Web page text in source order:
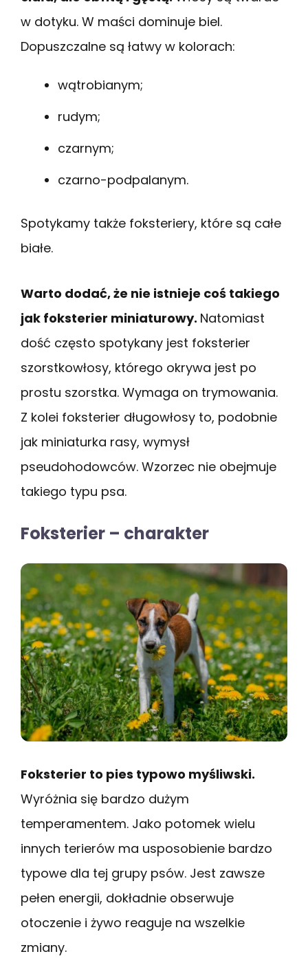
w dotyku. W maści dominuje biel.
Dopuszczalne są łatwy w kolorach:
wątrobianym;
rudym;
czarnym;
czarno-podpalanym.
Spotykamy także foksteriery, które są całe
białe.
Warto dodać, że nie istnieje coś takiego
jak foksterier miniaturowy. Natomiast
dość często spotykany jest foksterier
szorstkowłosy, którego okrywa jest po
prostu szorstka. Wymaga on trymowania.
Z kolei foksterier długowłosy to, podobnie
jak miniaturka rasy, wymysł
pseudohodowców. Wzorzec nie obejmuje
takiego typu psa.
Foksterier – charakter
Foksterier to pies typowo myśliwski.
Wyróżnia się bardzo dużym
temperamentem. Jako potomek wielu
innych terierów ma usposobienie bardzo
typowe dla tej grupy psów. Jest zawsze
pełen energii, dokładnie obserwuje
otoczenie i żywo reaguje na wszelkie
zmiany.